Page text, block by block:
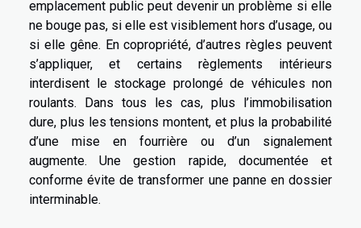
emplacement public peut devenir un problème si elle
ne bouge pas, si elle est visiblement hors d’usage, ou
si elle gêne. En copropriété, d’autres règles peuvent
s’appliquer, et certains règlements intérieurs
interdisent le stockage prolongé de véhicules non
roulants. Dans tous les cas, plus l’immobilisation
dure, plus les tensions montent, et plus la probabilité
d’une mise en fourrière ou d’un signalement
augmente. Une gestion rapide, documentée et
conforme évite de transformer une panne en dossier
interminable.